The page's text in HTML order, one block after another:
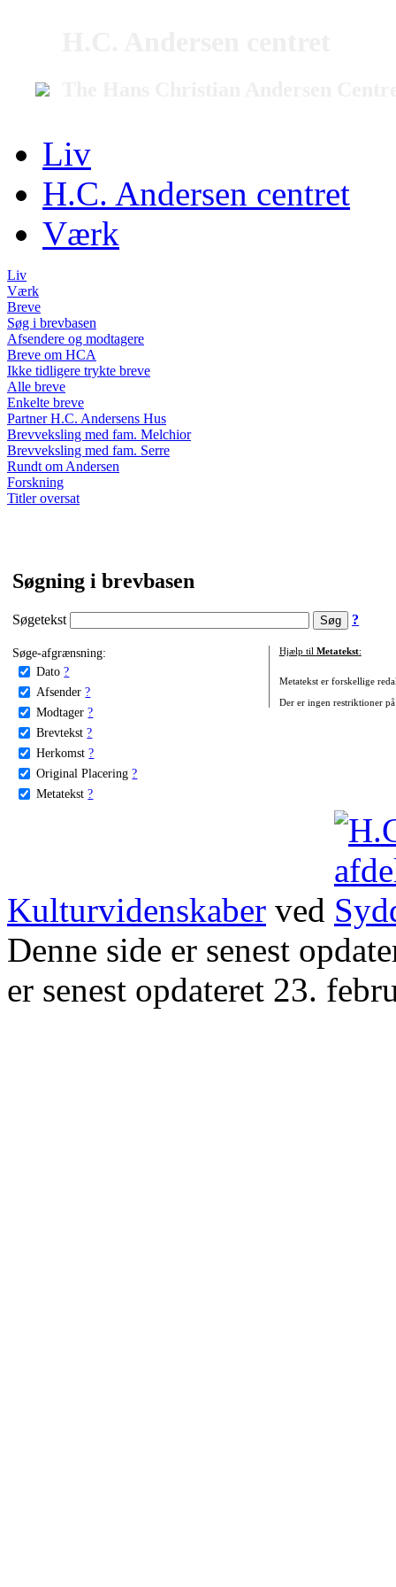
Liv
H.C. Andersen centret
Værk
Liv
Værk
Breve
Søg i brevbasen
Afsendere og modtagere
Breve om HCA
Ikke tidligere trykte breve
Alle breve
Enkelte breve
Partner H.C. Andersens Hus
Brevveksling med fam. Melchior
Brevveksling med fam. Serre
Rundt om Andersen
Forskning
Titler oversat
Søgning i brevbasen
Søgetekst ?
Søge-afgrænsning:
Dato ?
Afsender ?
Modtager ?
Brevtekst ?
Herkomst ?
Original Placering ?
Metatekst ?
Hjælp til Metatekst:
Metatekst er forskellige
Der er ingen restriktioner
Kulturvidenskaber ved
Denne side er senest
er senest opdateret 23.